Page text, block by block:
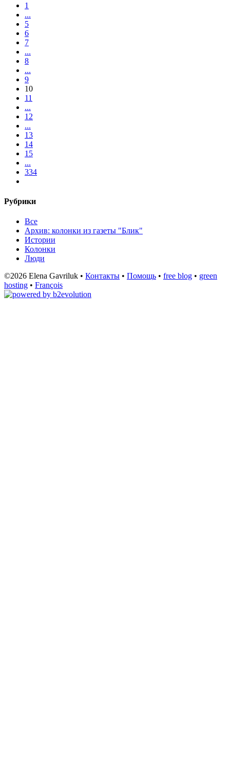
1
...
5
6
7
...
8
...
9
10
11
...
12
...
13
14
15
...
334
Рубрики
Все
Архив: колонки из газеты "Блик"
Истории
Колонки
Люди
©2026 Elena Gavriluk • Контакты • Помощь • free blog • green
hosting • François